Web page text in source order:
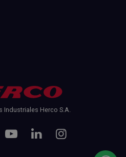
Industriales Herco S.A.